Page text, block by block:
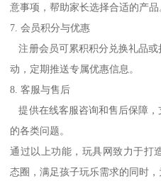
意事项，帮助家长选择合适的产品
7. 会员积分与优惠
注册会员可累积积分兑换礼品
动，定期推送专属优惠信息。
8. 客服与售后
提供在线客服咨询和售后保障
的各类问题。
通过以上功能，玩具网致力于打
态圈，满足孩子玩乐需求的同时